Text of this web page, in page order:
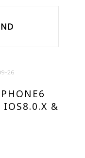
26
IOS8.0.X &